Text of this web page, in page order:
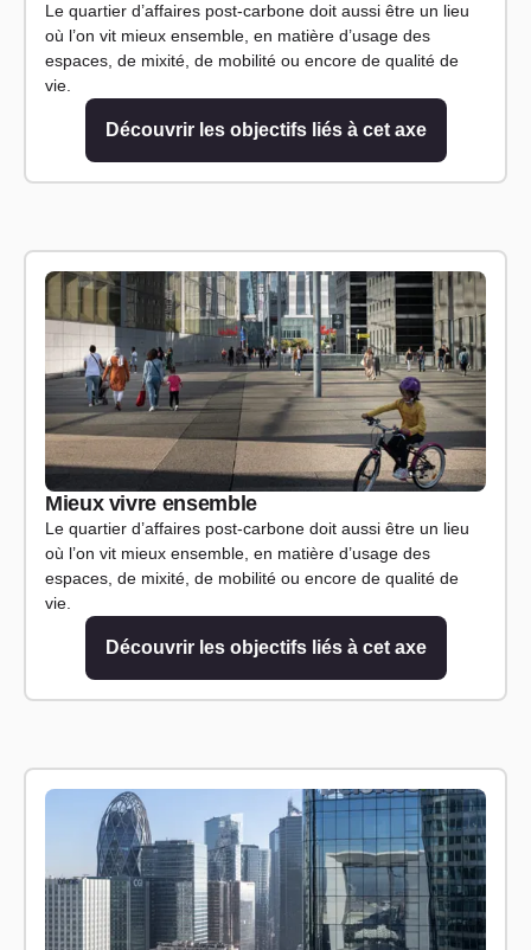
Le quartier d’affaires post-carbone doit aussi être un lieu
où l’on vit mieux ensemble, en matière d’usage des
espaces, de mixité, de mobilité ou encore de qualité de
vie.
Découvrir les objectifs liés à cet axe
Mieux vivre ensemble
Le quartier d’affaires post-carbone doit aussi être un lieu
où l’on vit mieux ensemble, en matière d’usage des
espaces, de mixité, de mobilité ou encore de qualité de
vie.
Découvrir les objectifs liés à cet axe